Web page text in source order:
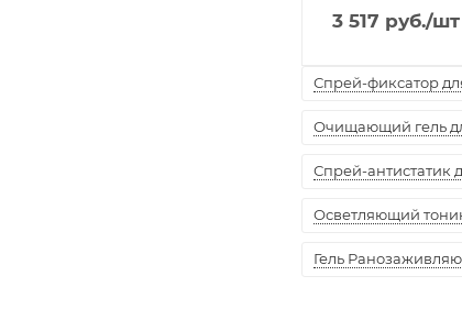
3 517 руб./шт
Спрей-фиксатор
Очищающий гель
Спрей-антистатик
Осветляющий
Гель